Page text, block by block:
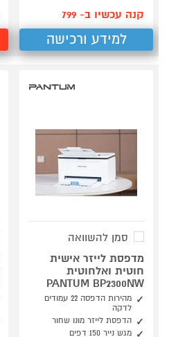
קנה עכשיו ב- 799
למידע ורכישה
סמן להשוואה
מדפסת לייזר אישית
חוטית ואלחוטית
PANTUM BP2300NW
מהירות הדפסה 22 עמודים
לדקה
הדפסת לייזר מונו שחור
מגש נייר 150 דפים